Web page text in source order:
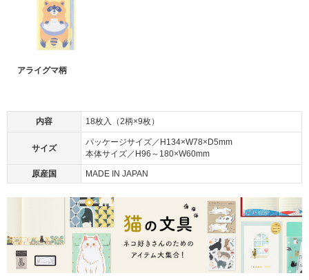
アライグマ柄
内容 18枚入（2柄×9枚）
サイズ
パッケージサイズ／H134×W78×D5mm
本体サイズ／H96～180×W60mm
原産国 MADE IN JAPAN